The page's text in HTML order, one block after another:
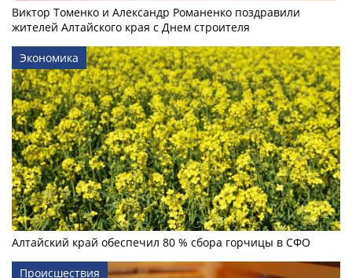
Виктор Томенко и Александр Романенко поздравили
жителей Алтайского края с Днем строителя
Экономика
Алтайский край обеспечил 80 % сбора горчицы в СФО
Происшествия